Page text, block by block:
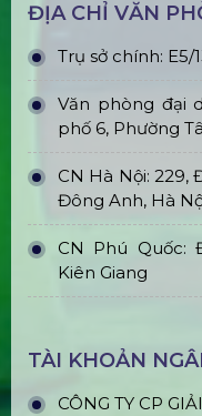
ĐỊA CHỈ VĂN
Trụ sở chính: E5/
Văn phòng đại
phố 6, Phường
CN Hà Nội: 229,
Đông Anh, Hà
CN Phú Quốc:
Kiên Giang
TÀI KHOẢN
CÔNG TY CP